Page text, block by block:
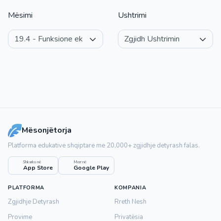
Mësimi Ushtrimi
Mësonjëtorja
Platforma edukative shqiptare me 20,000+ zgjidhje detyrash falas.
Shkarko në
App Store
Merr në
Google Play
PLATFORMA
Zgjidhje Detyrash
Provime
KOMPANIA
Rreth Nesh
Privatësia